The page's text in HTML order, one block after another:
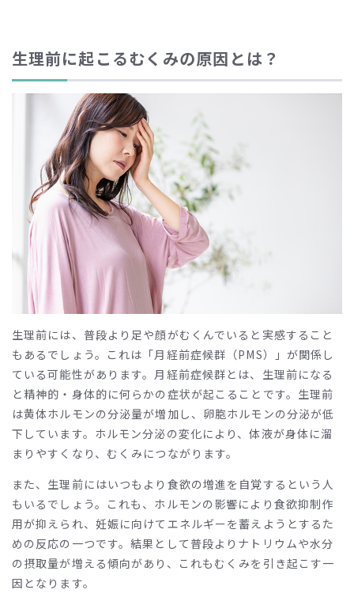
生理前に起こるむくみの原因とは？
生理前には、普段より足や顔がむくんでいると実感すること
もあるでしょう。これは「月経前症候群（PMS）」が関係し
ている可能性があります。月経前症候群とは、生理前になる
と精神的・身体的に何らかの症状が起こることです。生理前
は黄体ホルモンの分泌量が増加し、卵胞ホルモンの分泌が低
下しています。ホルモン分泌の変化により、体液が身体に溜
まりやすくなり、むくみにつながります。
また、生理前にはいつもより食欲の増進を自覚するという人
もいるでしょう。これも、ホルモンの影響により食欲抑制作
用が抑えられ、妊娠に向けてエネルギーを蓄えようとするた
めの反応の一つです。結果として普段よりナトリウムや水分
の摂取量が増える傾向があり、これもむくみを引き起こす一
因となります。